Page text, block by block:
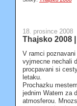
18. prosince 2008
Thajsko 2008
V ramci
vyjmecne nechali
procpavani si
letaku.
Prochazku
jednim Watem za
atmosferou.